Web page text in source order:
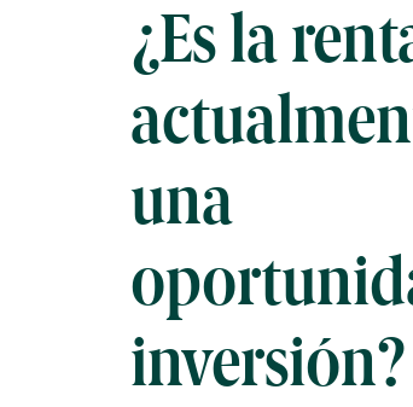
¿Es la
una
inversión?